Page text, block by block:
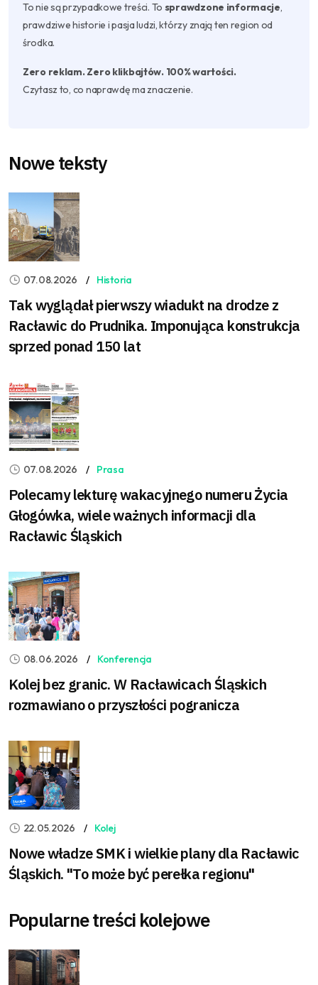
To nie są przypadkowe treści. To sprawdzone informacje,
prawdziwe historie i pasja ludzi, którzy znają ten region od
środka.
Zero reklam. Zero klikbajtów. 100% wartości.
Czytasz to, co naprawdę ma znaczenie.
Nowe teksty
07.08.2026 Historia
Tak wyglądał pierwszy wiadukt na drodze z
Racławic do Prudnika. Imponująca konstrukcja
sprzed ponad 150 lat
07.08.2026 Prasa
Polecamy lekturę wakacyjnego numeru Życia
Głogówka, wiele ważnych informacji dla
Racławic Śląskich
08.06.2026 Konferencja
Kolej bez granic. W Racławicach Śląskich
rozmawiano o przyszłości pogranicza
22.05.2026 Kolej
Nowe władze SMK i wielkie plany dla Racławic
Śląskich. "To może być perełka regionu"
Popularne treści kolejowe